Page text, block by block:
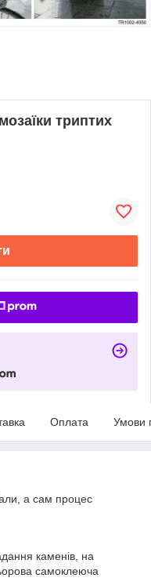
триптих
Оплата Умови
а сам процес
каменів, на
самоклеюча